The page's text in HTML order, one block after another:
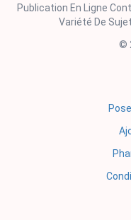
Publication En Ligne
Variété De
©